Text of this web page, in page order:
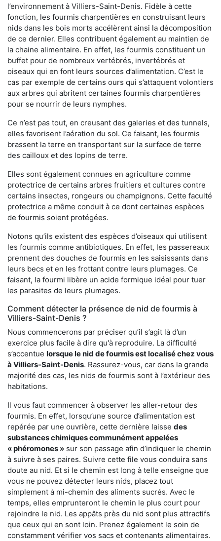
l’environnement à Villiers-Saint-Denis. Fidèle à cette
fonction, les fourmis charpentières en construisant leurs
nids dans les bois morts accélèrent ainsi la décomposition
de ce dernier. Elles contribuent également au maintien de
la chaine alimentaire. En effet, les fourmis constituent un
buffet pour de nombreux vertébrés, invertébrés et
oiseaux qui en font leurs sources d’alimentation. C’est le
cas par exemple de certains ours qui s’attaquent volontiers
aux arbres qui abritent certaines fourmis charpentières
pour se nourrir de leurs nymphes.
Ce n’est pas tout, en creusant des galeries et des tunnels,
elles favorisent l’aération du sol. Ce faisant, les fourmis
brassent la terre en transportant sur la surface de terre
des cailloux et des lopins de terre.
Elles sont également connues en agriculture comme
protectrice de certains arbres fruitiers et cultures contre
certains insectes, rongeurs ou champignons. Cette faculté
protectrice a même conduit à ce dont certaines espèces
de fourmis soient protégées.
Notons qu’ils existent des espèces d’oiseaux qui utilisent
les fourmis comme antibiotiques. En effet, les passereaux
prennent des douches de fourmis en les saisissants dans
leurs becs et en les frottant contre leurs plumages. Ce
faisant, la fourmi libère un acide formique idéal pour tuer
les parasites de leurs plumages.
Comment détecter la présence de nid de fourmis à
Villiers-Saint-Denis ?
Nous commencerons par préciser qu’il s’agit là d’un
exercice plus facile à dire qu'à reproduire. La difficulté
s’accentue lorsque le nid de fourmis est localisé chez vous
à Villiers-Saint-Denis. Rassurez-vous, car dans la grande
majorité des cas, les nids de fourmis sont à l’extérieur des
habitations.
Il vous faut commencer à observer les aller-retour des
fourmis. En effet, lorsqu’une source d’alimentation est
repérée par une ouvrière, cette dernière laisse des
substances chimiques communément appelées
« phéromones » sur son passage afin d’indiquer le chemin
à suivre à ses paires. Suivre cette file vous conduira sans
doute au nid. Et si le chemin est long à telle enseigne que
vous ne pouvez détecter leurs nids, placez tout
simplement à mi-chemin des aliments sucrés. Avec le
temps, elles emprunteront le chemin le plus court pour
rejoindre le nid. Les appâts près du nid sont plus attractifs
que ceux qui en sont loin. Prenez également le soin de
constamment vérifier vos sacs et contenants alimentaires.